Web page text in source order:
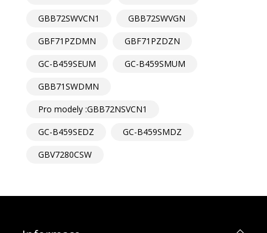
GBB72SWVCN1
GBB72SWVGN
GBF71PZDMN
GBF71PZDZN
GC-B459SEUM
GC-B459SMUM
GBB71SWDMN
Pro modely :GBB72NSVCN1
GC-B459SEDZ
GC-B459SMDZ
GBV7280CSW